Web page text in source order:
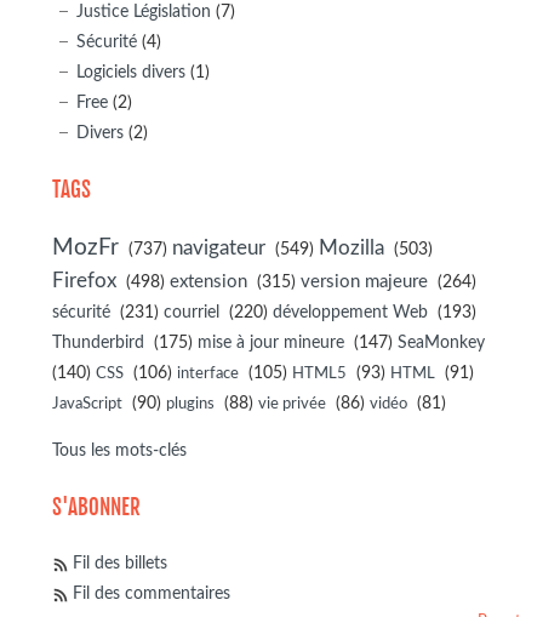
Justice Législation (7)
Sécurité (4)
Logiciels divers (1)
Free (2)
Divers (2)
TAGS
MozFr (737) navigateur (549) Mozilla (503)
Firefox (498) extension (315) version majeure (264)
sécurité (231) courriel (220) développement Web (193)
Thunderbird (175) mise à jour mineure (147) SeaMonkey
(140) CSS (106) interface (105) HTML5 (93) HTML (91)
JavaScript (90) plugins (88) vie privée (86) vidéo (81)
Tous les mots-clés
S'ABONNER
Fil des billets
Fil des commentaires